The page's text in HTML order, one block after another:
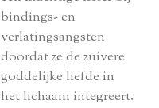
bindings- en
verlatingsangsten
doordat ze de zuivere
goddelijke liefde in
het lichaam integreert.